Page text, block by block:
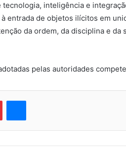
inteligência e
entrada de objetos ilícitos em
da ordem, da disciplina e da
pelas autoridades
PinterestMessenger